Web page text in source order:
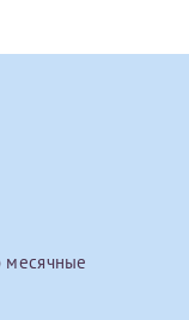
месячные
услугах